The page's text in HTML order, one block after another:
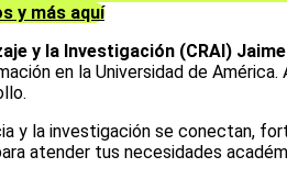
y más aquí
y la Investigación (CRAI)
en la Universidad de
y la investigación se conectan,
atender tus necesidades